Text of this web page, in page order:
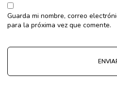
Guarda mi nombre, correo
para la próxima vez que comente.